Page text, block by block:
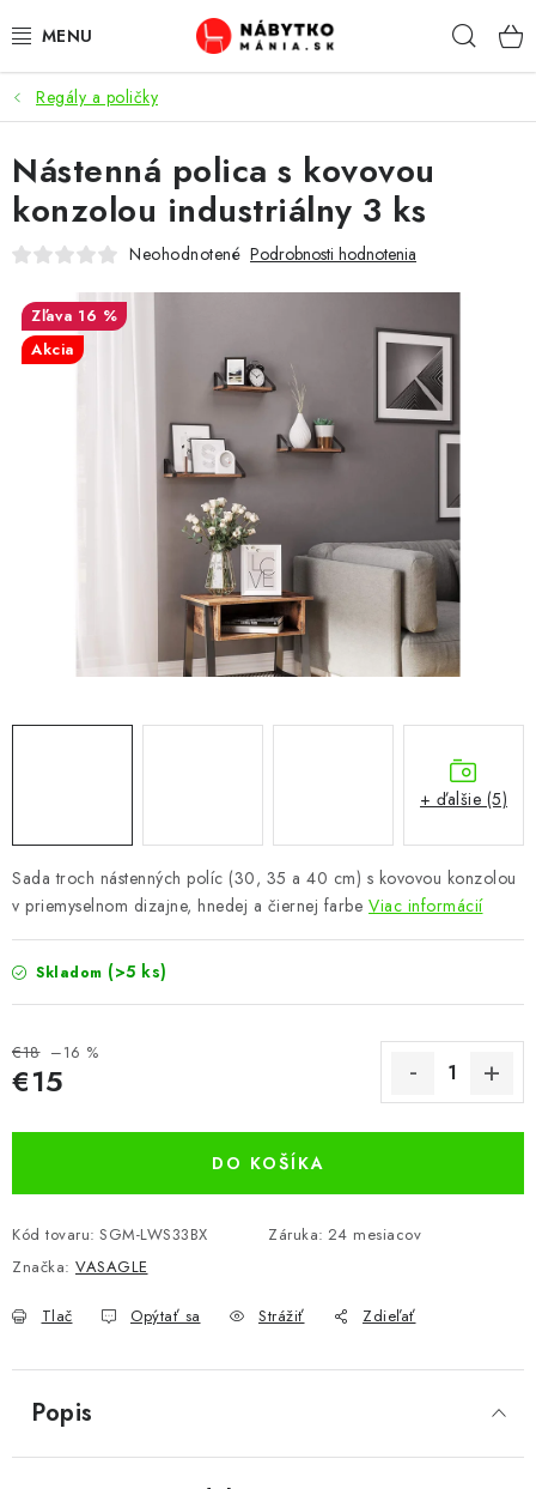
na
VÝPREDAJ
NOVINKY
OBÝVACIA IZBA
KUCHYŇA
SPÁĽŇA
PRACOVŇA / KANCELÁRIA
DETSKÉ A ŠTUDENTSKÉ
DOPLNKY A DEKORÁCIE
ZÁHRADA
Reklamácie a odstúpenie od zmluvy
Regály a poličky
Sada troch nástenných políc (30, 35 a 40 cm) s kovovou konzolou
v priemyselnom dizajne, hnedej a čiernej farbe Viac informácií
Skladom (>5 ks)
€18 –16 %
€15
DO KOŠÍKA
Kód tovaru: SGM-LWS33BX Záruka: 24 mesiacov
Značka: VASAGLE
Tlač Opýtať sa Strážiť Zdieľať
Nástenná polica s kovovou
konzolou industriálny 3 ks
Neohodnotené Podrobnosti hodnotenia
16 %
Akcia
+ ďalšie (5)
Popis